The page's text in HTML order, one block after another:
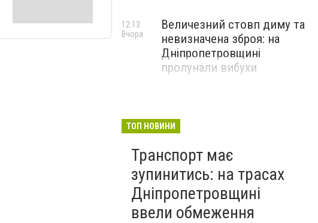
Величезний стовп диму та
невизначена зброя: на
Дніпропетровщині
пролунали вибухи
12:13
Вчора
ТОП НОВИНИ
Транспорт має
зупинитись: на трасах
Дніпропетровщині
ввели обмеження